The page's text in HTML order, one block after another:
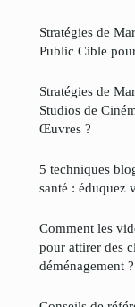
Stratégies de
Public Cible
Stratégies de
Studios de
Œuvres ?
5 techniques
santé : éduquez
Comment les
pour attirer des
déménagement ?